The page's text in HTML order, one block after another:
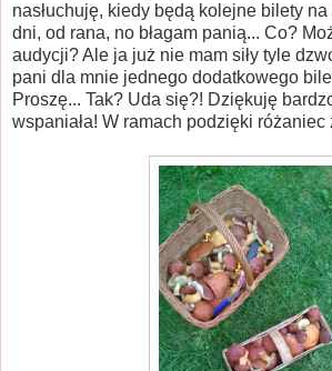
nasłuchuję, kiedy będą kolejne bilety
dni, od rana, no błagam panią... Co?
audycji? Ale ja już nie mam siły tyle
pani dla mnie jednego dodatkowego
Proszę... Tak? Uda się?! Dziękuję
wspaniała! W ramach podzięki